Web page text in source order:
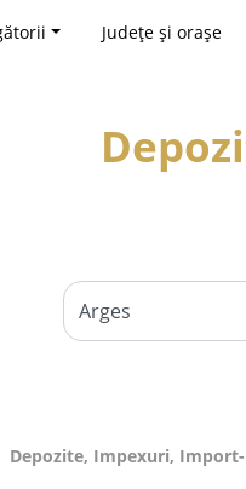
Județe și orașe
Depozite, Impexuri,